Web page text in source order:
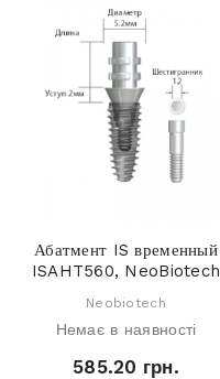
Абатмент IS временный
ISAHT560, NeoBiotech
Neobiotech
Немає в наявності
585.20 грн.